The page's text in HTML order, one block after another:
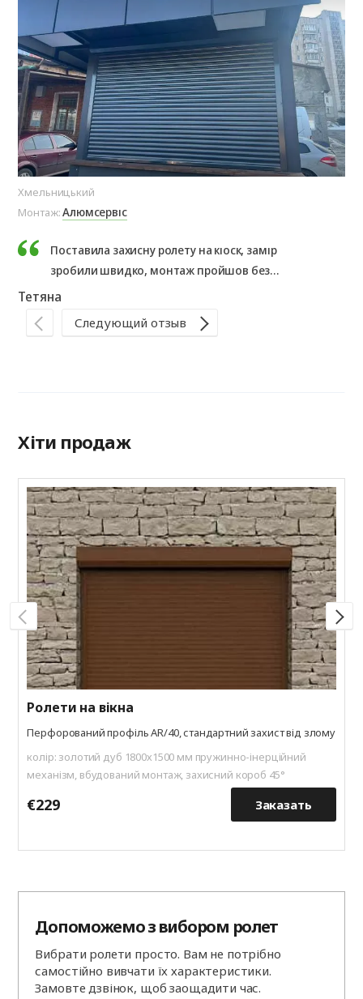
Хмельницький
Монтаж:Алюмсервіс
Поставила захисну ролету на кіоск, замір
зробили швидко, монтаж пройшов без
проблем. Результатом дуже задоволена,
Тетяна
Следующий отзыв
Хіти продаж
Ролети на вікна
Перфорований профіль AR/40, стандартний захист від злому
колір: золотий дуб 1800х1500 мм пружинно-інерційний
механізм, вбудований монтаж, захисний короб 45°
€229 Заказать
Допоможемо з вибором ролет
Вибрати ролети просто. Вам не потрібно
самостійно вивчати їх характеристики.
Замовте дзвінок, щоб заощадити час.